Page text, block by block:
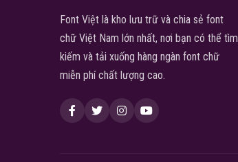
Font Việt là kho lưu trữ và chia sẻ font
chữ Việt Nam lớn nhất, nơi bạn có thể tìm
kiếm và tải xuống hàng ngàn font chữ
miễn phí chất lượng cao.